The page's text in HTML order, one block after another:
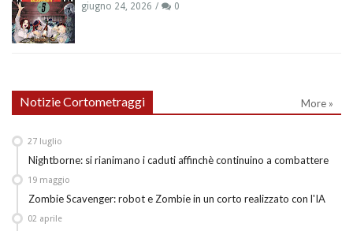
giugno 24, 2026 0
Notizie Cortometraggi More »
Nightborne: si rianimano i caduti affinchè continuino a combattere
27 luglio
Zombie Scavenger: robot e Zombie in un corto realizzato con l'IA
19 maggio
02 aprile